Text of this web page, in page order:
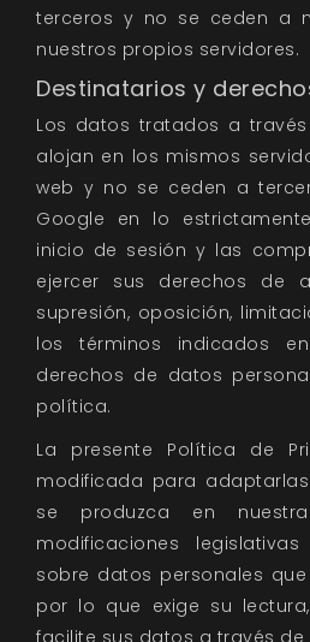
terceros y no se ceden a
nuestros propios servidores.
Destinatarios y
Los datos tratados a
alojan en los mismos
web y no se ceden a
Google en lo
inicio de sesión y las
ejercer sus derechos de
supresión, oposición,
los términos indicados
derechos de datos
política.
La presente Política de
modificada para
se produzca en
modificaciones
sobre datos personales
por lo que exige su
facilite sus datos a través de